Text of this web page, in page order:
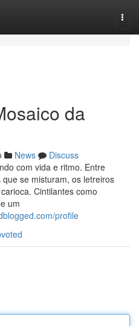
da
News
Discuss
com vida e ritmo. Entre
se misturam, os letreiros
Cintilantes como
um
profile